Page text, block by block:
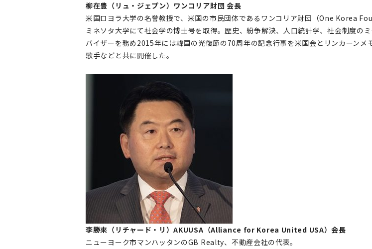
柳在豊（リュ・ジェプン）ワンコリア財団 会長
米国ロヨラ大学の名誉教授で、米国の市民団体であるワンコリア財団（One Korea
ミネソタ大学にて社会学の博士号を取得。歴史、紛争解決、人口統計学、社会制度の
バイザーを務め2015年には韓国の光復節の70周年の記念行事を米国会とリンカーン
歌手などと共に開催した。
李勝來（リチャード・リ）AKUUSA（Alliance for Korea United USA）会長
ニューヨーク市マンハッタンのGB Realty、不動産会社の代表。